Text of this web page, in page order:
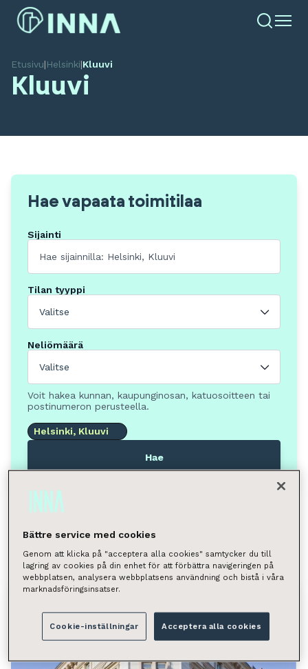
Etusivu|Helsinki|Kluuvi
Kluuvi
Hae vapaata toimitilaa
Sijainti
Tilan tyyppi
Valitse
Neliömäärä
Valitse
Voit hakea kunnan, kaupunginosan, katuosoitteen tai
postinumeron perusteella.
Helsinki, Kluuvi
Hae
Löytyi 3 toimitilaa
Bättre service med cookies
Genom att klicka på "acceptera alla cookies" samtycker du till
lagring av cookies på din enhet för att förbättra navigeringen på
webbplatsen, analysera webbplatsens användning och bistå i våra
marknadsföringsinsatser.
Cookie-inställningar Acceptera alla cookies